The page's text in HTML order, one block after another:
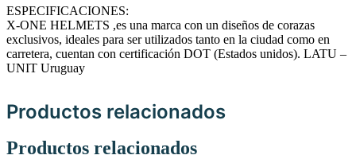
ESPECIFICACIONES:
X-ONE HELMETS ,es una marca con un diseños de corazas
exclusivos, ideales para ser utilizados tanto en la ciudad como en
carretera, cuentan con certificación DOT (Estados unidos). LATU –
UNIT Uruguay
Productos relacionados
Productos relacionados